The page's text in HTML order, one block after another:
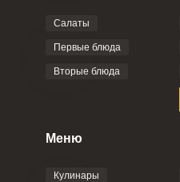
Салаты
Первые блюда
Вторые блюда
Меню
Кулинары